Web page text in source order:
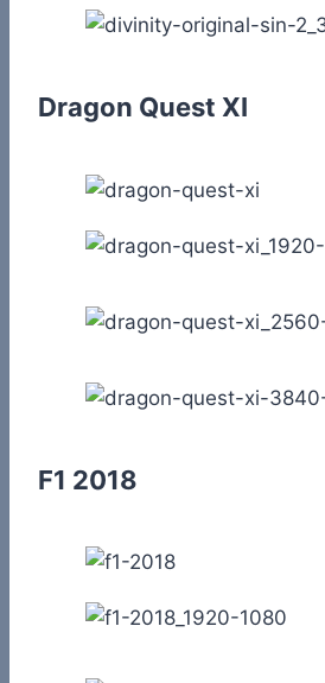
Dragon Quest XI
F1 2018